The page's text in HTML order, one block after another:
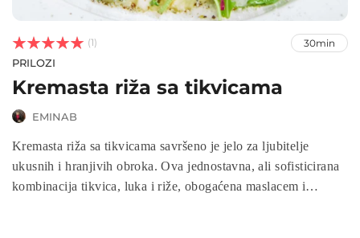


 (1) 30min
PRILOZI
Kremasta riža sa tikvicama
EMINAB
Kremasta riža sa tikvicama savršeno je jelo za ljubitelje
ukusnih i hranjivih obroka. Ova jednostavna, ali sofisticirana
kombinacija tikvica, luka i riže, obogaćena maslacem i